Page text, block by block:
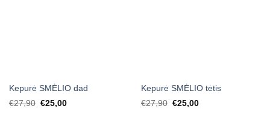
Kepurė SMĖLIO dad
€27,90 Original
€25,00Current
Kepurė SMĖLIO tėtis
€27,90 Original
€25,00Current